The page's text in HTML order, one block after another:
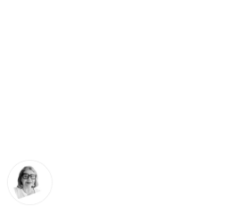
La nueva Junta de Gobiero de Santa Marta obtiene el